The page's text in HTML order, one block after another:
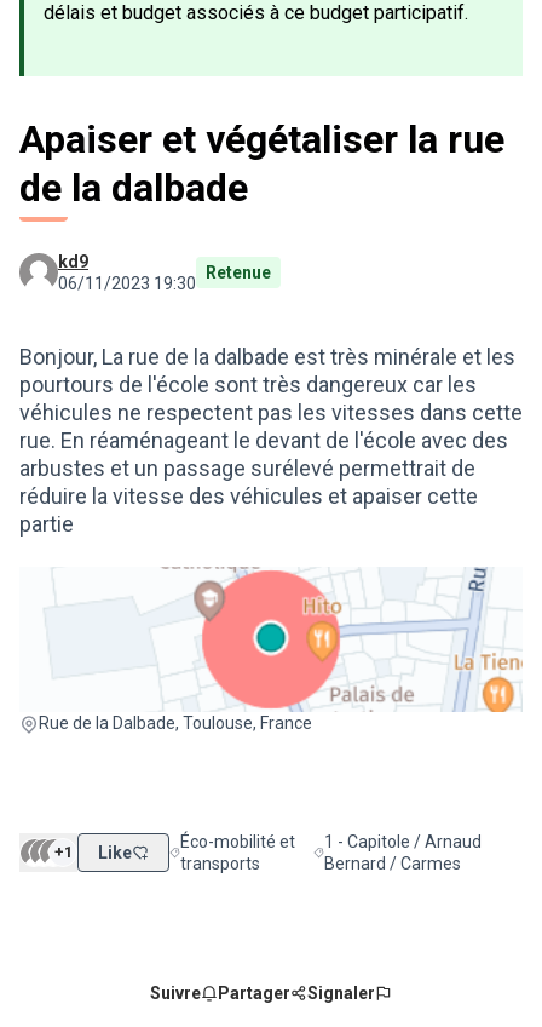
délais et budget associés à ce budget participatif.
Apaiser et végétaliser la rue
de la dalbade
kd9
06/11/2023 19:30
Retenue
Bonjour, La rue de la dalbade est très minérale et les
pourtours de l'école sont très dangereux car les
véhicules ne respectent pas les vitesses dans cette
rue. En réaménageant le devant de l'école avec des
arbustes et un passage surélevé permettrait de
réduire la vitesse des véhicules et apaiser cette
partie
Rue de la Dalbade, Toulouse, France
(Lien externe)
+1 Like Filtrer les résultats de la catégorie : Éco-mobilité
Éco-mobilité et
transports
Filtrer les résultats pour le
1 - Capitole / Arnaud
Bernard / Carmes
Suivre Partager Signaler